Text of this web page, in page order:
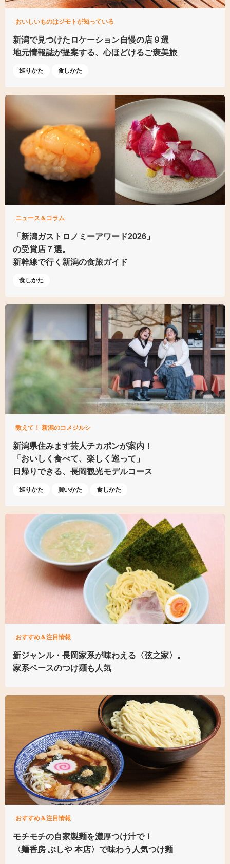
おいしいものはジモトが知っている
新潟で見つけた ロケーション自慢の店９選
地元情報誌が提案する、心ほどけるご褒美旅
巡りかた 食しかた
ニュース＆コラム
「新潟ガストロノミーアワード2026」
の受賞店７選。
新幹線で行く新潟の食旅ガイド
食しかた
教えて！ 新潟のコメジルシ
新潟県住みます芸人チカポンが案内！
「おいしく食べて、 楽しく巡って」
日帰りできる、 長岡観光モデルコース
巡りかた 買いかた 食しかた
おすすめ＆注目情報
新ジャンル・長岡家系が味わえる〈弦之家〉。
家系ベースのつけ麺も人気
おすすめ＆注目情報
モチモチの自家製麺を濃厚つけ汁で！
〈麺香房 ぶしや 本店〉 で味わう人気つけ麺